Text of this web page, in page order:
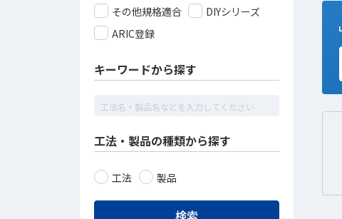
その他規格適合
DIYシリーズ
ARIC登録
キーワードから探す
工法・製品の種類から探す
工法 製品